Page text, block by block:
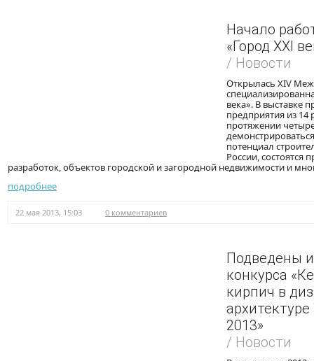
Начало
«Город ХХI
/ Новости
Открылась XIV
века». В выставке
предприятия из 14
протяжении
потенциал
России, состоятся
разработок, объектов городской и загородной недвижимости и
подробнее
22 мая 2013, 15:03 0 комментариев
Подведены
конкурса
кирпич в
2013»
/ Новости